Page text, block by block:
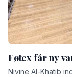
Føtex får ny
Nivine Al-Khatib